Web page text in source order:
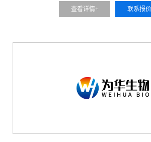
查看详情+ 联系报